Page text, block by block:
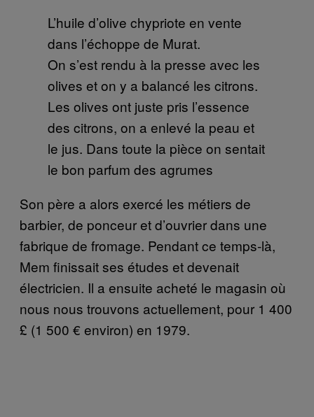
L’huile d’olive chypriote en vente
dans l’échoppe de Murat.
On s’est rendu à la presse avec les
olives et on y a balancé les citrons.
Les olives ont juste pris l’essence
des citrons, on a enlevé la peau et
le jus. Dans toute la pièce on sentait
le bon parfum des agrumes
Son père a alors exercé les métiers de
barbier, de ponceur et d’ouvrier dans une
fabrique de fromage. Pendant ce temps-là,
Mem finissait ses études et devenait
électricien. Il a ensuite acheté le magasin où
nous nous trouvons actuellement, pour 1 400
£ (1 500 € environ) en 1979.